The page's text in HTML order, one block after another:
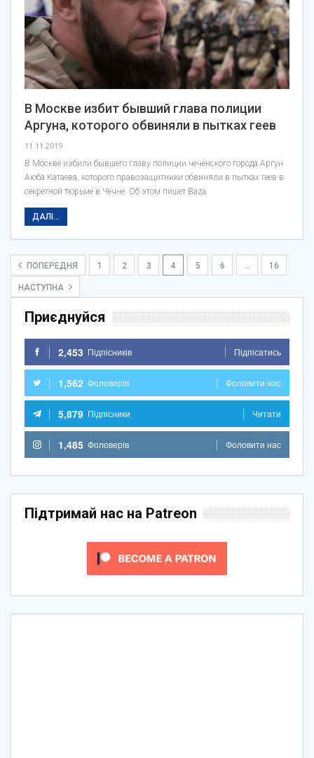
В Москве избит бывший глава полиции
Аргуна, которого обвиняли в пытках геев
11.11.2019
В Москве избили бывшего главу полиции чеченского города Аргун
Аюба Катаева, которого правозащитники обвиняли в пытках геев в
секретной тюрьме в Чечне. Об этом пишет Baza.
ДАЛІ...
ПОПЕРЕДНЯ 1 2 3 4 5 6 16
НАСТУПНА
Приєднуйся
2,453 Підпісників Підпісатись
1,562 Фоловерів Фоловити нас
5,879 Підпісники Читати
1,485 Фоловерів Фоловити нас
Підтримай нас на Patreon